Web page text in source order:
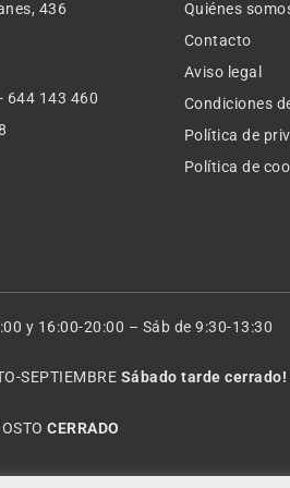
436
644 143 460
Quiénes
Contacto
Aviso legal
Condiciones
Política de
Política de
y 16:00-20:00 – Sáb de 9:30-13:30
SEPTIEMBRE Sábado tarde cerrado!
CERRADO